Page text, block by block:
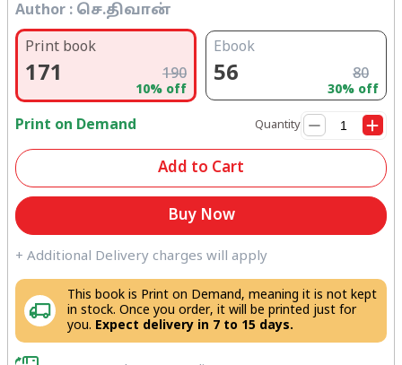
Author : செ.திவான்
Print book
171 190
10% off
Ebook
56 80
30% off
Print on Demand Quantity
Add to Cart
Buy Now
+ Additional Delivery charges will apply
This book is Print on Demand, meaning it is not kept
in stock. Once you order, it will be printed just for
you. Expect delivery in 7 to 15 days.